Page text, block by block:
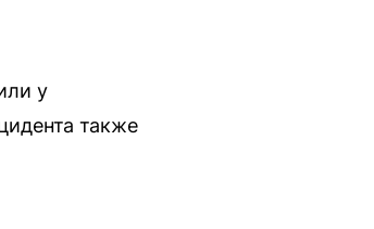
у
также